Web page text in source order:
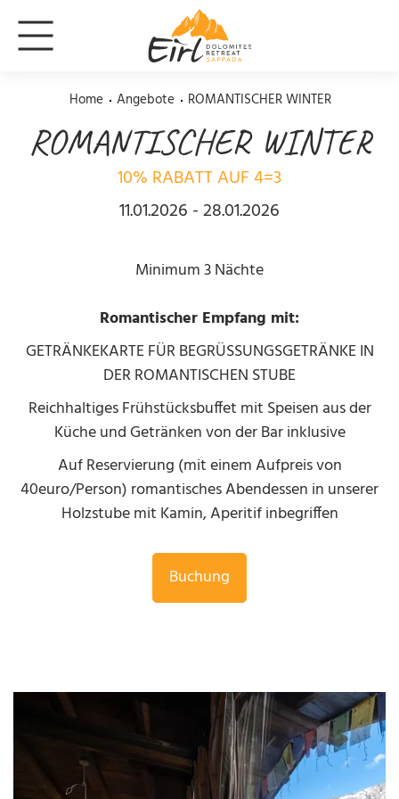
Home Angebote ROMANTISCHER WINTER
ROMANTISCHER WINTER
10% RABATT AUF 4=3
11.01.2026 - 28.01.2026
Minimum 3 Nächte
Romantischer Empfang mit:
GETRÄNKEKARTE FÜR BEGRÜSSUNGSGETRÄNKE IN
DER ROMANTISCHEN STUBE
Reichhaltiges Frühstücksbuffet mit Speisen aus der
Küche und Getränken von der Bar inklusive
Auf Reservierung (mit einem Aufpreis von
40euro/Person) romantisches Abendessen in unserer
Holzstube mit Kamin, Aperitif inbegriffen
Buchung